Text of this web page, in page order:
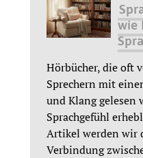
wie
Hörbücher, die oft
Sprechern mit
und Klang gelesen
Sprachgefühl
Artikel werden wir
Verbindung